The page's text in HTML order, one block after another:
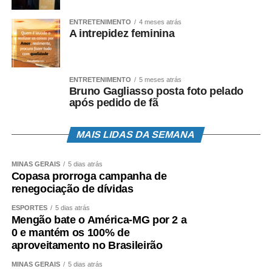
ENTRETENIMENTO 4 meses atrás
A intrepidez feminina
ENTRETENIMENTO 5 meses atrás
Bruno Gagliasso posta foto pelado
após pedido de fã
MAIS LIDAS DA SEMANA
MINAS GERAIS 5 dias atrás
Copasa prorroga campanha de
renegociação de dívidas
ESPORTES 5 dias atrás
Mengão bate o América-MG por 2 a
0 e mantém os 100% de
aproveitamento no Brasileirão
MINAS GERAIS 5 dias atrás